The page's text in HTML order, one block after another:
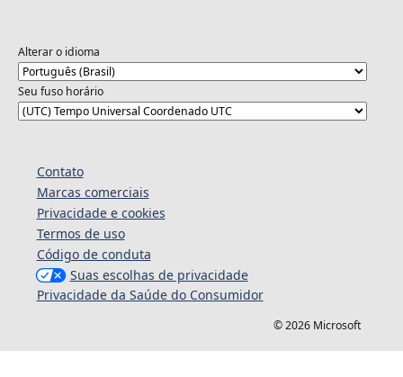
Alterar o idioma
Seu fuso horário
Contato
Marcas comerciais
Privacidade e cookies
Termos de uso
Código de conduta
Suas escolhas de privacidade
Privacidade da Saúde do Consumidor
© 2026 Microsoft